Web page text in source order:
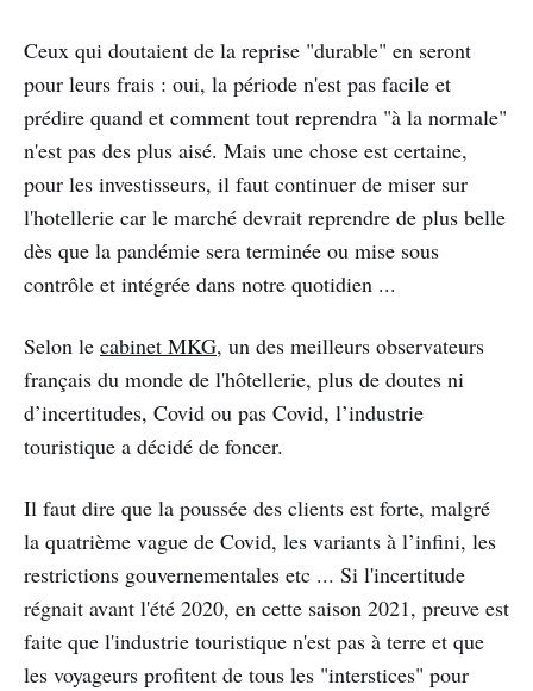
Ceux qui doutaient de la reprise "durable" en seront
pour leurs frais : oui, la période n'est pas facile et
prédire quand et comment tout reprendra "à la normale"
n'est pas des plus aisé. Mais une chose est certaine,
pour les investisseurs, il faut continuer de miser sur
l'hotellerie car le marché devrait reprendre de plus belle
dès que la pandémie sera terminée ou mise sous
contrôle et intégrée dans notre quotidien ...
Selon le cabinet MKG, un des meilleurs observateurs
français du monde de l'hôtellerie, plus de doutes ni
d’incertitudes, Covid ou pas Covid, l’industrie
touristique a décidé de foncer.
Il faut dire que la poussée des clients est forte, malgré
la quatrième vague de Covid, les variants à l’infini, les
restrictions gouvernementales etc ... Si l'incertitude
régnait avant l'été 2020, en cette saison 2021, preuve est
faite que l'industrie touristique n'est pas à terre et que
les voyageurs profitent de tous les "interstices" pour